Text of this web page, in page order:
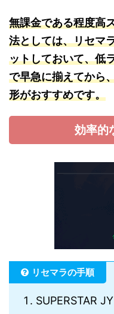
無課金である程度高
法としては、リセマ
ットしておいて、低
で早急に揃えてから
形がおすすめです。
効率的
リセマラの手順
SUPERSTAR